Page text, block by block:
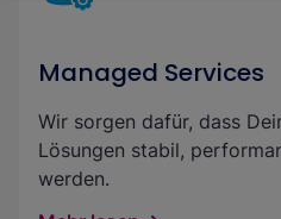
Managed Services
Wir sorgen dafür, dass
Lösungen stabil,
werden.